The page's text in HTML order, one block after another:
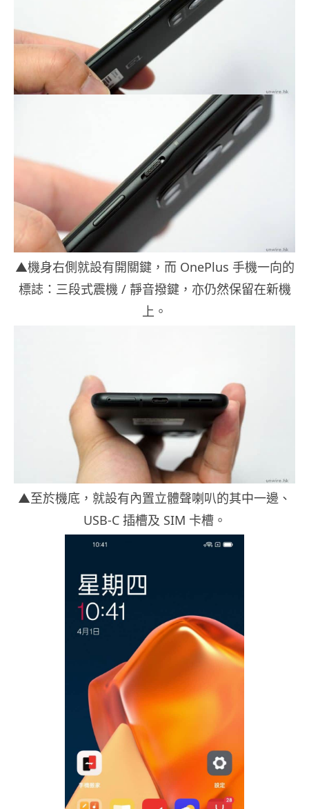
▲機身右側就設有開關鍵，而 OnePlus 手機一向的
標誌：三段式震機 / 靜音撥鍵，亦仍然保留在新機
上。
▲至於機底，就設有內置立體聲喇叭的其中一邊、
USB-C 插槽及 SIM 卡槽。